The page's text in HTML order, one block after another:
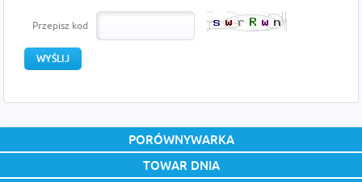
Przepisz kod
PORÓWNYWARKA
TOWAR DNIA